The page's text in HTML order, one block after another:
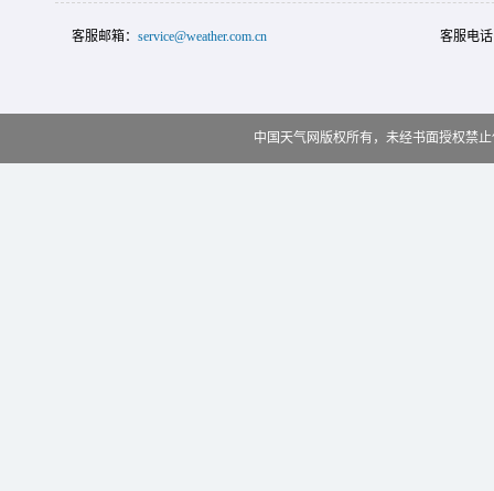
客服邮箱： service@weather.com.cn 客服电
中国天气网版权所有，未经书面授权